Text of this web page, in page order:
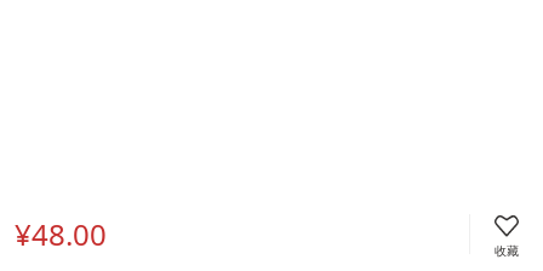
¥48.00 收藏